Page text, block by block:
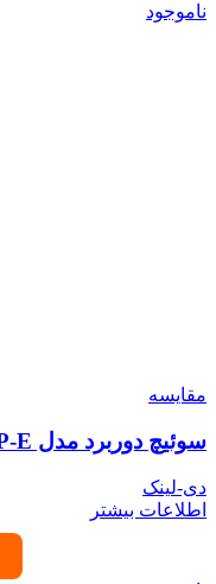
ناموجود
مقایسه
سوئیچ دوربرد مدل DES-F1010P-E دی لینک
دی-لینک
اطلاعات بیشتر